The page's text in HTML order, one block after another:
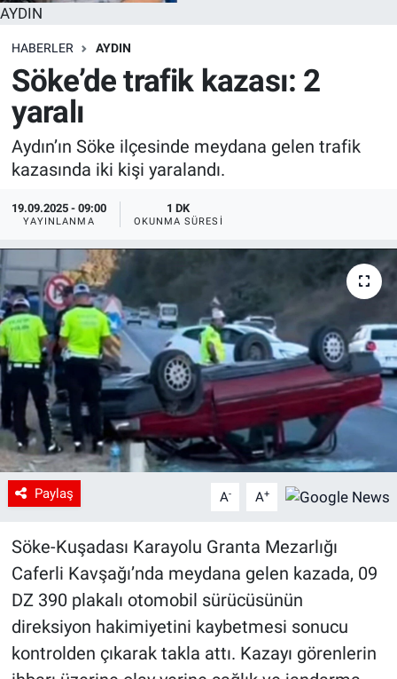
AYDIN
HABERLER AYDIN
Söke’de trafik kazası: 2
yaralı
Aydın’ın Söke ilçesinde meydana gelen trafik
kazasında iki kişi yaralandı.
19.09.2025 - 09:00
YAYINLANMA
1 DK
OKUNMA SÜRESI
Paylaş A- A+
Söke-Kuşadası Karayolu Granta Mezarlığı
Caferli Kavşağı’nda meydana gelen kazada, 09
DZ 390 plakalı otomobil sürücüsünün
direksiyon hakimiyetini kaybetmesi sonucu
kontrolden çıkarak takla attı. Kazayı görenlerin